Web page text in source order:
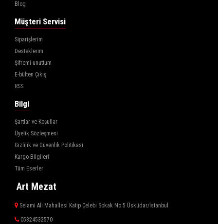
Blog
Müşteri Servisi
Siparişlerim
Desteklerim
Şifremi unuttum
E-bülten Çıkış
RSS
Bilgi
Şartlar ve Koşullar
Üyelik Sözleşmesi
Gizlilik ve Güvenlik Politikası
Kargo Bilgileri
Tüm Eserler
Art Mezat
Selami Ali Mahallesi Katip Çelebi Sokak No 5 Üsküdar/İstanbul
05324532570